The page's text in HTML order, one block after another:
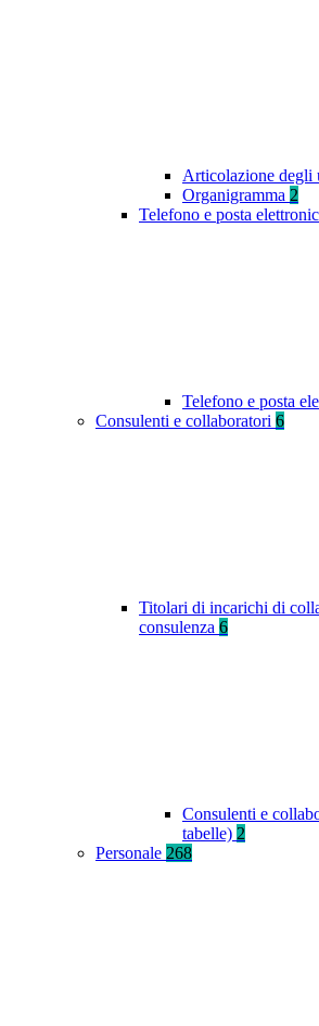
Articolazione degli
Organigramma 2
Telefono e posta
Telefono e posta
Consulenti e collaboratori 6
Titolari di incarichi di
consulenza 6
Consulenti e
tabelle) 2
Personale 268